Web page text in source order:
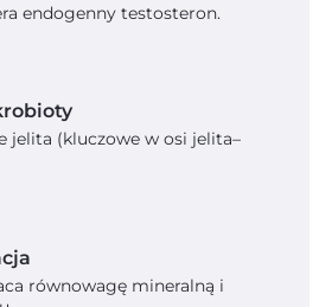
endogenny testosteron.
jelita (kluczowe w osi jelita–
równowagę mineralną i